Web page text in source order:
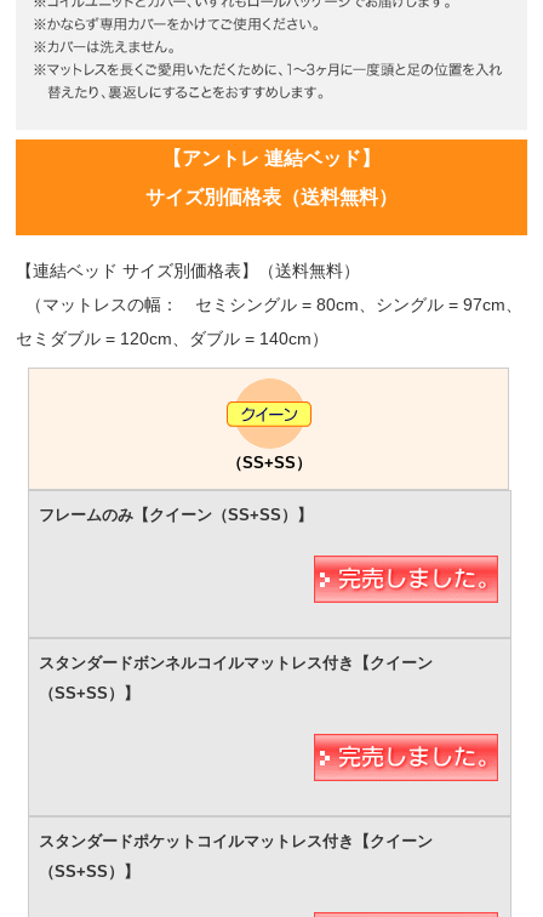
【アントレ 連結ベッド】
サイズ別価格表（送料無料）
【連結ベッド サイズ別価格表】（送料無料）
（マットレスの幅： セミシングル = 80cm、シングル = 97cm、
セミダブル = 120cm、ダブル = 140cm）
（SS+SS）